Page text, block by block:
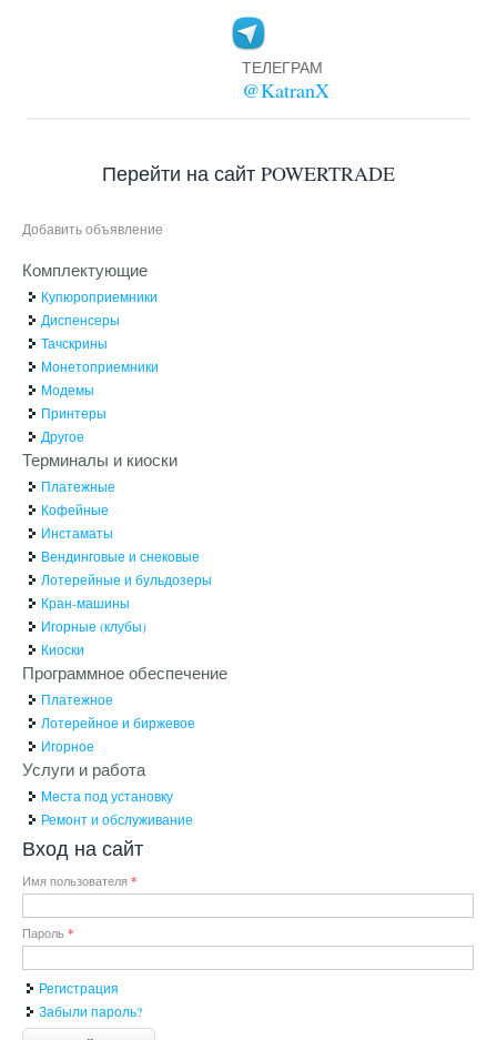
ТЕЛЕГРАМ
@KatranX
Перейти на сайт POWERTRADE
Добавить объявление
Комплектующие
Купюроприемники
Диспенсеры
Тачскрины
Монетоприемники
Модемы
Принтеры
Другое
Терминалы и киоски
Платежные
Кофейные
Инстаматы
Вендинговые и снековые
Лотерейные и бульдозеры
Кран-машины
Игорные (клубы)
Киоски
Программное обеспечение
Платежное
Лотерейное и биржевое
Игорное
Услуги и работа
Места под установку
Ремонт и обслуживание
Вход на сайт
Имя пользователя *
Пароль *
Регистрация
Забыли пароль?